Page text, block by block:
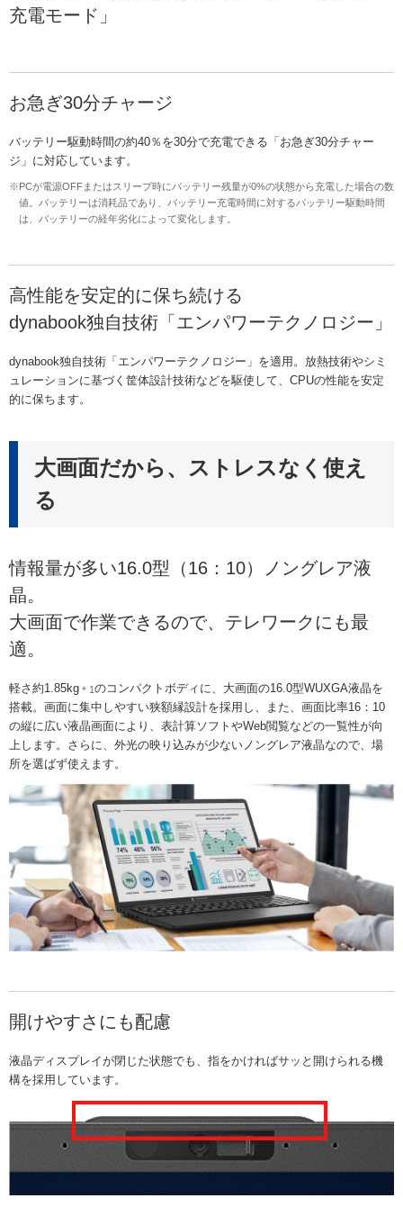
充電モード」
お急ぎ30分チャージ
バッテリー駆動時間の約40％を30分で充電できる「お急ぎ30分チャー
ジ」に対応しています。
※PCが電源OFFまたはスリープ時にバッテリー残量が0%の状態から充電した場合の数
値。バッテリーは消耗品であり、バッテリー充電時間に対するバッテリー駆動時間
は、バッテリーの経年劣化によって変化します。
高性能を安定的に保ち続ける
dynabook独自技術「エンパワーテクノロジー」
dynabook独自技術「エンパワーテクノロジー」を適用。放熱技術やシミ
ュレーションに基づく筐体設計技術などを駆使して、CPUの性能を安定
的に保ちます。
大画面だから、ストレスなく使え
る
情報量が多い16.0型（16：10）ノングレア液
晶。
大画面で作業できるので、テレワークにも最
適。
軽さ約1.85kg ＊1のコンパクトボディに、大画面の16.0型WUXGA液晶を
搭載。画面に集中しやすい狭額縁設計を採用し、また、画面比率16：10
の縦に広い液晶画面により、表計算ソフトやWeb閲覧などの一覧性が向
上します。さらに、外光の映り込みが少ないノングレア液晶なので、場
所を選ばず使えます。
開けやすさにも配慮
液晶ディスプレイが閉じた状態でも、指をかければサッと開けられる機
構を採用しています。